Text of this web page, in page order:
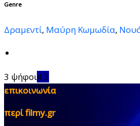
Genre
Δραμεντί, Μαύρη Κωμωδία,
3 ψήφοι4.3
επικοινωνία
περί filmy.gr